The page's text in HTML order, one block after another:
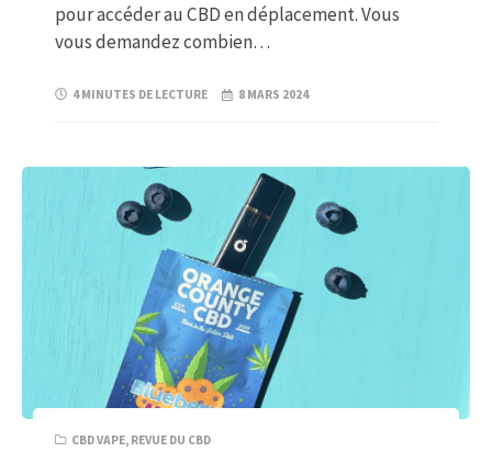
pour accéder au CBD en déplacement. Vous
vous demandez combien…
4 MINUTES DE LECTURE 8 MARS 2024
CBD VAPE, REVUE DU CBD